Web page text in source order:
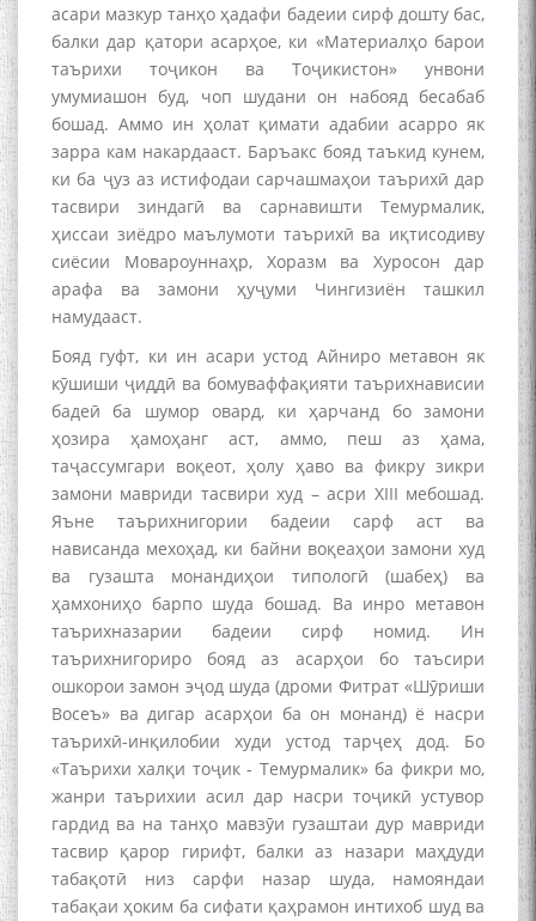
асари мазкур танҳо ҳадафи бадеии сирф дошту бас,
балки дар қатори асарҳое, ки «Материалҳо барои
таърихи тоҷикон ва Тоҷикистон» унвони
умумиашон буд, чоп шудани он набояд бесабаб
бошад. Аммо ин ҳолат қимати адабии асарро як
зарра кам накардааст. Баръакс бояд таъкид кунем,
ки ба ҷуз аз истифодаи сарчашмаҳои таърихӣ дар
тасвири зиндагӣ ва сарнавишти Темурмалик,
ҳиссаи зиёдро маълумоти таърихӣ ва иқтисодиву
сиёсии Мовароуннаҳр, Хоразм ва Хуросон дар
арафа ва замони ҳуҷуми Чингизиён ташкил
намудааст.
Бояд гуфт, ки ин асари устод Айниро метавон як
кӯшиши ҷиддӣ ва бомуваффақияти таърихнависии
бадеӣ ба шумор овард, ки ҳарчанд бо замони
ҳозира ҳамоҳанг аст, аммо, пеш аз ҳама,
таҷассумгари воқеот, ҳолу ҳаво ва фикру зикри
замони мавриди тасвири худ – асри XIII мебошад.
Яъне таърихнигории бадеии сарф аст ва
нависанда мехоҳад, ки байни воқеаҳои замони худ
ва гузашта монандиҳои типологӣ (шабеҳ) ва
ҳамхониҳо барпо шуда бошад. Ва инро метавон
таърихназарии бадеии сирф номид. Ин
таърихнигориро бояд аз асарҳои бо таъсири
ошкорои замон эҷод шуда (дроми Фитрат «Шӯриши
Восеъ» ва дигар асарҳои ба он монанд) ё насри
таърихӣ-инқилобии худи устод тарҷеҳ дод. Бо
«Таърихи халқи тоҷик - Темурмалик» ба фикри мо,
жанри таърихии асил дар насри тоҷикӣ устувор
гардид ва на танҳо мавзӯи гузаштаи дур мавриди
тасвир қарор гирифт, балки аз назари маҳдуди
табақотӣ низ сарфи назар шуда, намояндаи
табақаи ҳоким ба сифати қаҳрамон интихоб шуд ва